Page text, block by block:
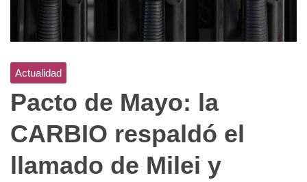
Actualidad
Pacto de Mayo: la
CARBIO respaldó el
llamado de Milei y